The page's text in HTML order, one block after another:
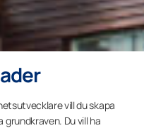
vill du skapa
Du vill ha